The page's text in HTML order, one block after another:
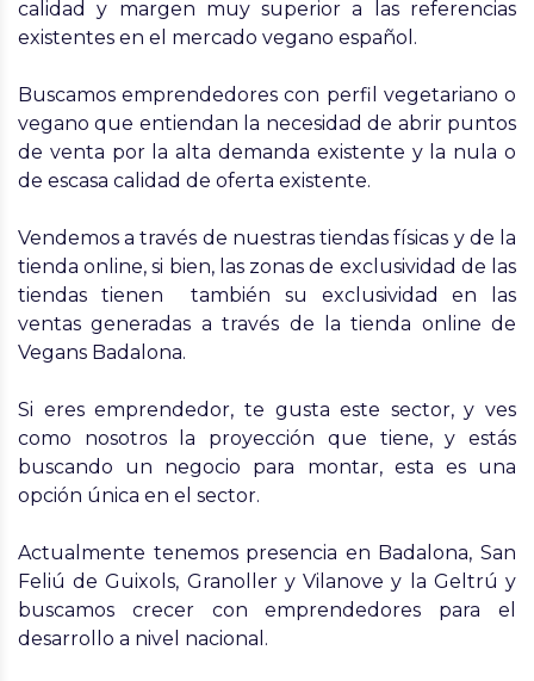
calidad y margen muy superior a las referencias
existentes en el mercado vegano español.
Buscamos emprendedores con perfil vegetariano o
vegano que entiendan la necesidad de abrir puntos
de venta por la alta demanda existente y la nula o
de escasa calidad de oferta existente.
Vendemos a través de nuestras tiendas físicas y de la
tienda online, si bien, las zonas de exclusividad de las
tiendas tienen también su exclusividad en las
ventas generadas a través de la tienda online de
Vegans Badalona.
Si eres emprendedor, te gusta este sector, y ves
como nosotros la proyección que tiene, y estás
buscando un negocio para montar, esta es una
opción única en el sector.
Actualmente tenemos presencia en Badalona, San
Feliú de Guixols, Granoller y Vilanove y la Geltrú y
buscamos crecer con emprendedores para el
desarrollo a nivel nacional.